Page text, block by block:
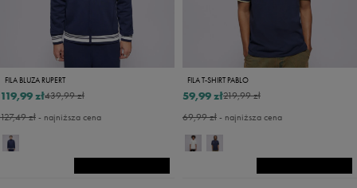
FILA BLUZA RUPERT
439,99 zł
119,99 zł
127,49 zł- najniższa cena
FILA T-SHIRT PABLO
219,99 zł
59,99 zł
69,99 zł- najniższa cena